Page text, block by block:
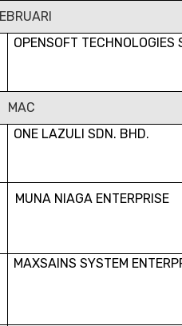
OPENSOFT TECHNOLOGIES
MAC
ONE LAZULI SDN. BHD.
MUNA NIAGA ENTERPRISE
MAXSAINS SYSTEM